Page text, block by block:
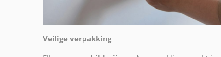
Veilige verpakking